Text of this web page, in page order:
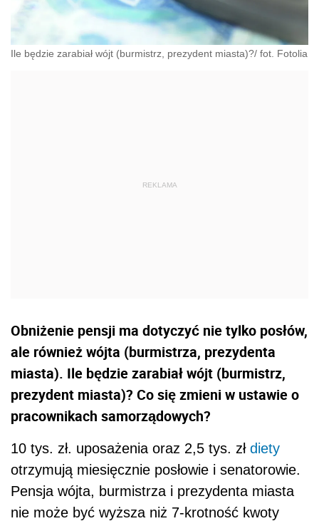
Ile będzie zarabiał wójt (burmistrz, prezydent miasta)?/ fot. Fotolia
Obniżenie pensji ma dotyczyć nie tylko posłów,
ale również wójta (burmistrza, prezydenta
miasta). Ile będzie zarabiał wójt (burmistrz,
prezydent miasta)? Co się zmieni w ustawie o
pracownikach samorządowych?
10 tys. zł. uposażenia oraz 2,5 tys. zł diety
otrzymują miesięcznie posłowie i senatorowie.
Pensja wójta, burmistrza i prezydenta miasta
nie może być wyższa niż 7-krotność kwoty